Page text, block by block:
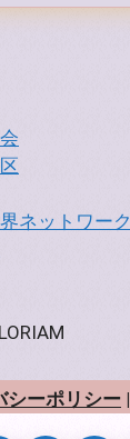
ネットワーク
シーポリシー |